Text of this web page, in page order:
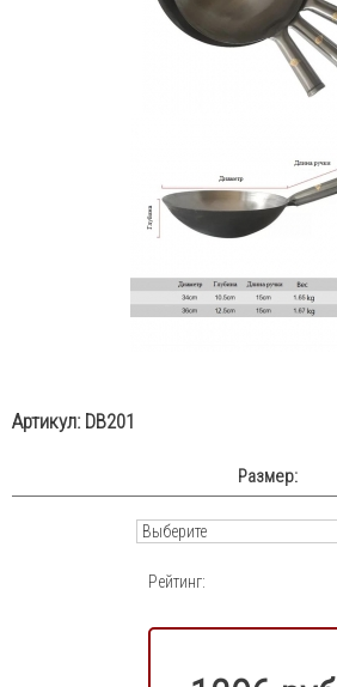
Артикул: DB201
Размер:
Рейтинг: